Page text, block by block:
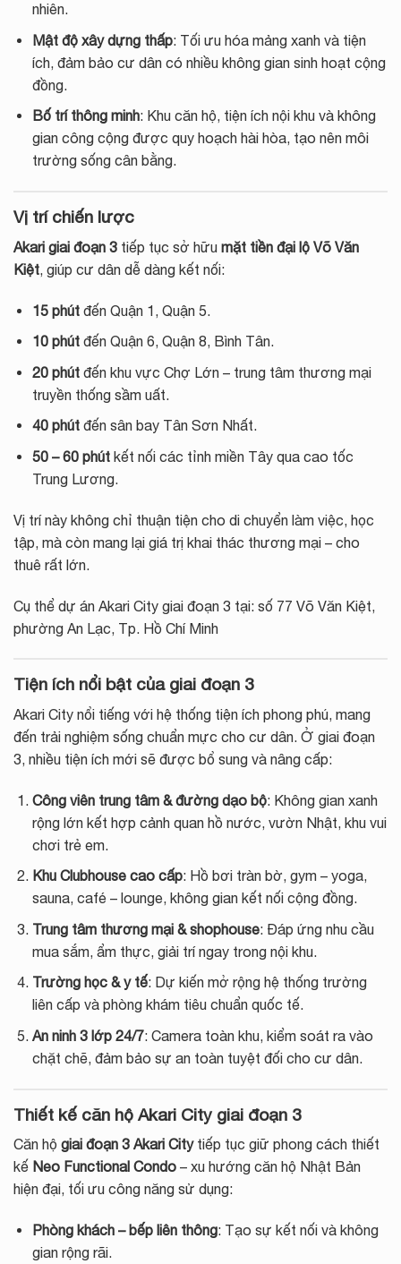
nhiên.
Mật độ xây dựng thấp: Tối ưu hóa mảng xanh và tiện
ích, đảm bảo cư dân có nhiều không gian sinh hoạt cộng
đồng.
Bố trí thông minh: Khu căn hộ, tiện ích nội khu và không
gian công cộng được quy hoạch hài hòa, tạo nên môi
trường sống cân bằng.
Vị trí chiến lược
Akari giai đoạn 3 tiếp tục sở hữu mặt tiền đại lộ Võ Văn
Kiệt, giúp cư dân dễ dàng kết nối:
15 phútđến Quận 1, Quận 5.
10 phútđến Quận 6, Quận 8, Bình Tân.
20 phútđến khu vực Chợ Lớn – trung tâm thương mại
truyền thống sầm uất.
40 phútđến sân bay Tân Sơn Nhất.
50 – 60 phútkết nối các tỉnh miền Tây qua cao tốc
Trung Lương.
Vị trí này không chỉ thuận tiện cho di chuyển làm việc, học
tập, mà còn mang lại giá trị khai thác thương mại – cho
thuê rất lớn.
Cụ thể dự án Akari City giai đoạn 3 tại: số 77 Võ Văn Kiệt,
phường An Lạc, Tp. Hồ Chí Minh
Tiện ích nổi bật của giai đoạn 3
Akari City nổi tiếng với hệ thống tiện ích phong phú, mang
đến trải nghiệm sống chuẩn mực cho cư dân. Ở giai đoạn
3, nhiều tiện ích mới sẽ được bổ sung và nâng cấp:
Công viên trung tâm & đường dạo bộ: Không gian xanh
rộng lớn kết hợp cảnh quan hồ nước, vườn Nhật, khu vui
chơi trẻ em.
Khu Clubhouse cao cấp: Hồ bơi tràn bờ, gym – yoga,
sauna, café – lounge, không gian kết nối cộng đồng.
Trung tâm thương mại & shophouse: Đáp ứng nhu cầu
mua sắm, ẩm thực, giải trí ngay trong nội khu.
Trường học & y tế: Dự kiến mở rộng hệ thống trường
liên cấp và phòng khám tiêu chuẩn quốc tế.
An ninh 3 lớp 24/7: Camera toàn khu, kiểm soát ra vào
chặt chẽ, đảm bảo sự an toàn tuyệt đối cho cư dân.
Thiết kế căn hộ Akari City giai đoạn 3
Căn hộ giai đoạn 3 Akari Citytiếp tục giữ phong cách thiết
kế Neo Functional Condo – xu hướng căn hộ Nhật Bản
hiện đại, tối ưu công năng sử dụng:
Phòng khách – bếp liên thông: Tạo sự kết nối và không
gian rộng rãi.